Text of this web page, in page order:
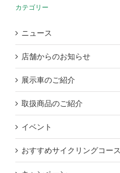
カテゴリー
ニュース
店舗からのお知らせ
展示車のご紹介
取扱商品のご紹介
イベント
おすすめサイクリングコース